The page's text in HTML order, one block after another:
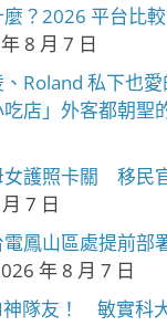
？2026 平台比
8 月 7 日
Roland 私下也
店」外客都朝聖
女護照卡關 移民
7 日
電鳳山區處提前
年 8 月 7 日
神隊友！ 敏實科